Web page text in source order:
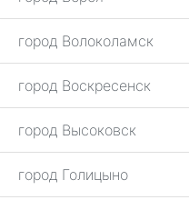
город Волоколамск
город Воскресенск
город Высоковск
город Голицыно